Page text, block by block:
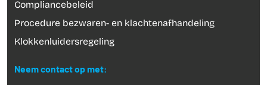
Compliancebeleid
Procedure bezwaren- en klachtenafhandeling
Klokkenluidersregeling
Neem contact op met: